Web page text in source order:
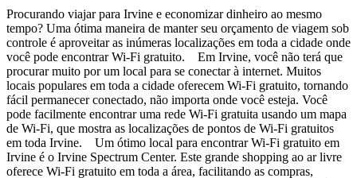
Procurando viajar para Irvine e economizar dinheiro ao mesmo
tempo? Uma ótima maneira de manter seu orçamento de viagem sob
controle é aproveitar as inúmeras localizações em toda a cidade onde
você pode encontrar Wi-Fi gratuito. Em Irvine, você não terá que
procurar muito por um local para se conectar à internet. Muitos
locais populares em toda a cidade oferecem Wi-Fi gratuito, tornando
fácil permanecer conectado, não importa onde você esteja. Você
pode facilmente encontrar uma rede Wi-Fi gratuita usando um mapa
de Wi-Fi, que mostra as localizações de pontos de Wi-Fi gratuitos
em toda Irvine. Um ótimo local para encontrar Wi-Fi gratuito em
Irvine é o Irvine Spectrum Center. Este grande shopping ao ar livre
oferece Wi-Fi gratuito em toda a área, facilitando as compras,